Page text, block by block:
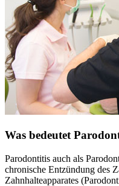
Was bedeutet
Parodontitis auch als
chronische Entzündung des
Zahnhalteapparates